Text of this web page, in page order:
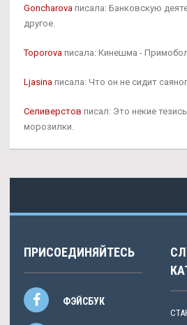
Goncharova писала: Банковскую
другое.
Toporova писала: Кинешма -
Ljasina писала: Что он не сидит
Селиверстов писал: Это некие
морозилки.
ПРИСОЕДИНЯЙТЕСЬ
ФЭЙСБУК